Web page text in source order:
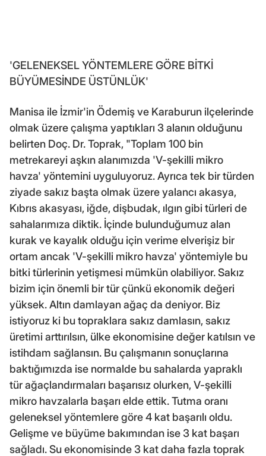
'GELENEKSEL YÖNTEMLERE GÖRE BİTKİ
BÜYÜMESİNDE ÜSTÜNLÜK'
Manisa ile İzmir'in Ödemiş ve Karaburun ilçelerinde
olmak üzere çalışma yaptıkları 3 alanın olduğunu
belirten Doç. Dr. Toprak, "Toplam 100 bin
metrekareyi aşkın alanımızda 'V-şekilli mikro
havza' yöntemini uyguluyoruz. Ayrıca tek bir türden
ziyade sakız başta olmak üzere yalancı akasya,
Kıbrıs akasyası, iğde, dişbudak, ılgın gibi türleri de
sahalarımıza diktik. İçinde bulunduğumuz alan
kurak ve kayalık olduğu için verime elverişiz bir
ortam ancak 'V-şekilli mikro havza' yöntemiyle bu
bitki türlerinin yetişmesi mümkün olabiliyor. Sakız
bizim için önemli bir tür çünkü ekonomik değeri
yüksek. Altın damlayan ağaç da deniyor. Biz
istiyoruz ki bu topraklara sakız damlasın, sakız
üretimi arttırılsın, ülke ekonomisine değer katılsın ve
istihdam sağlansın. Bu çalışmanın sonuçlarına
baktığımızda ise normalde bu sahalarda yapraklı
tür ağaçlandırmaları başarısız olurken, V-şekilli
mikro havzalarla başarı elde ettik. Tutma oranı
geleneksel yöntemlere göre 4 kat başarılı oldu.
Gelişme ve büyüme bakımından ise 3 kat başarı
sağladı. Su ekonomisinde 3 kat daha fazla toprak